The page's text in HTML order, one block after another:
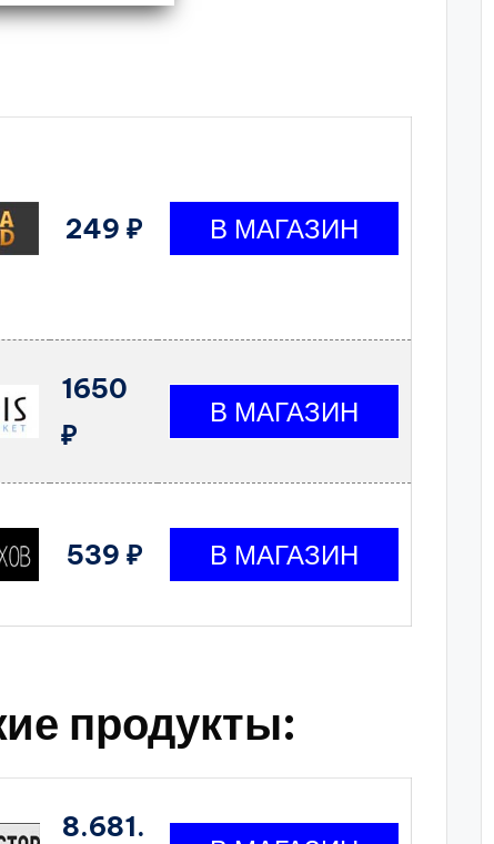
249 ₽
1650
₽
539 ₽
продукты:
8.681.